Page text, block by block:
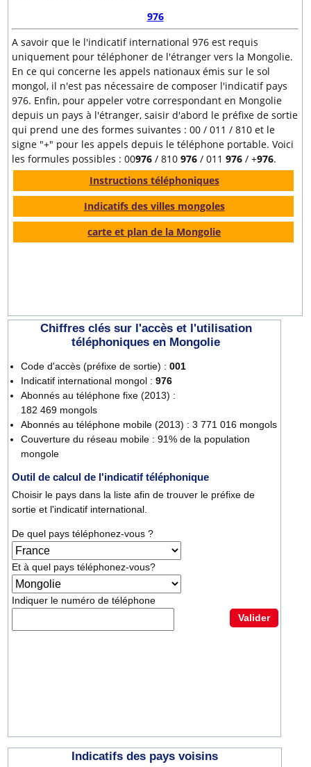
976
A savoir que le l'indicatif international 976 est requis
uniquement pour téléphoner de l'étranger vers la Mongolie.
En ce qui concerne les appels nationaux émis sur le sol
mongol, il n'est pas nécessaire de composer l'indicatif pays
976. Enfin, pour appeler votre correspondant en Mongolie
depuis un pays à l'étranger, saisir d'abord le préfixe de sortie
qui prend une des formes suivantes : 00 / 011 / 810 et le
signe "+" pour les appels depuis le téléphone portable. Voici
les formules possibles : 00976 / 810 976 / 011 976 / +976.
Instructions téléphoniques
Indicatifs des villes mongoles
carte et plan de la Mongolie
Chiffres clés sur l'accès et l'utilisation
téléphoniques en Mongolie
Code d'accès (préfixe de sortie) :001
Indicatif international mongol :976
Abonnés au téléphone fixe (2013) :
182 469 mongols
Abonnés au téléphone mobile (2013) : 3 771 016 mongols
Couverture du réseau mobile : 91% de la population
mongole
Outil de calcul de l'indicatif téléphonique
Choisir le pays dans la liste afin de trouver le préfixe de
sortie et l'indicatif international.
De quel pays téléphonez-vous ?
Et à quel pays téléphonez-vous?
Indiquer le numéro de téléphone
Valider
Indicatifs des pays voisins